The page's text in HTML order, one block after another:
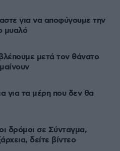
για να αποφύγουμε την
μυαλό
μετά τον θάνατο
για τα μέρη που δεν θα
δρόμοι σε Σύνταγμα,
δείτε βίντεο